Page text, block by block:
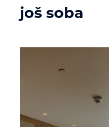
još soba